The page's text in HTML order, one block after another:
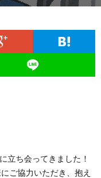
立ち会ってきました！
ご協力いただき、抱え